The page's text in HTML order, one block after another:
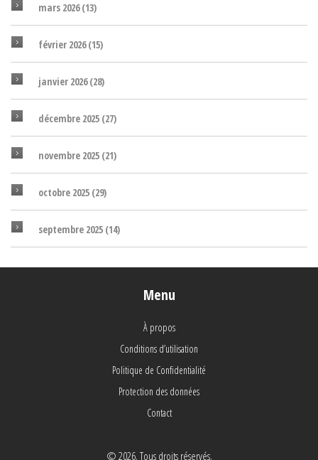
mars 2026(13)
février 2026(15)
janvier 2026(28)
décembre 2025 (27)
novembre 2025 (21)
octobre 2025 (29)
septembre 2025 (14)
Menu
À propos
Conditions d’utilisation
Politique de Confidentialité
Protection des données
Contact
© 2026. Tous droits réservés.